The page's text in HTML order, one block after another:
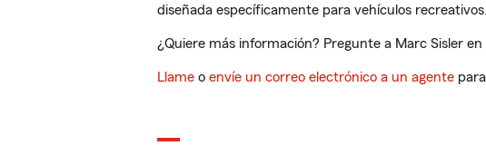
diseñada específicamente para vehículos
¿Quiere más información? Pregunte a Marc Sisler
Llame o envíe un correo electrónico a un agente